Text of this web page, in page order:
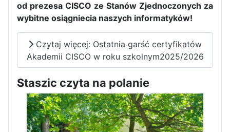
Zakończenie praktyk w
Portugalii
Rozpoczęcie kampanii „Gotowi
na kryzys” w ZSP w Iłży
od prezesa CISCO ze Stanów Zjednoczonych za
wybitne osiągniecia naszych informatyków!
Czytaj więcej: Ostatnia garść certyfikatów
Akademii CISCO w roku szkolnym2025/2026
Staszic czyta na polanie